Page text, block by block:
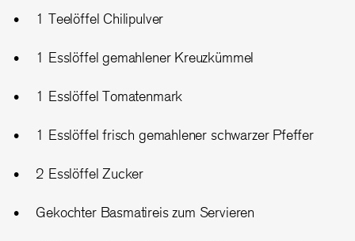
1 Teelöffel Chilipulver
1 Esslöffel gemahlener Kreuzkümmel
1 Esslöffel Tomatenmark
1 Esslöffel frisch gemahlener schwarzer Pfeffer
2 Esslöffel Zucker
Gekochter Basmatireis zum Servieren